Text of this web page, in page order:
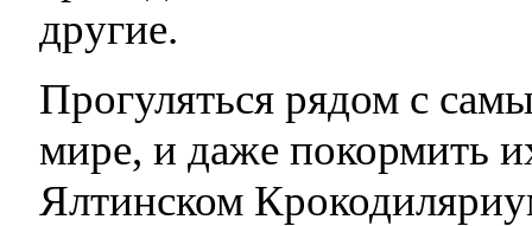
другие.
Прогуляться рядом с
мире, и даже покормить
Ялтинском